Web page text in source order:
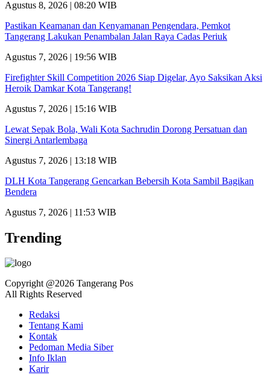
Agustus 8, 2026 | 08:20 WIB
Pastikan Keamanan dan Kenyamanan Pengendara, Pemkot
Tangerang Lakukan Penambalan Jalan Raya Cadas Periuk
Agustus 7, 2026 | 19:56 WIB
Firefighter Skill Competition 2026 Siap Digelar, Ayo Saksikan Aksi
Heroik Damkar Kota Tangerang!
Agustus 7, 2026 | 15:16 WIB
Lewat Sepak Bola, Wali Kota Sachrudin Dorong Persatuan dan
Sinergi Antarlembaga
Agustus 7, 2026 | 13:18 WIB
DLH Kota Tangerang Gencarkan Bebersih Kota Sambil Bagikan
Bendera
Agustus 7, 2026 | 11:53 WIB
Trending
Copyright @2026 Tangerang Pos
All Rights Reserved
Redaksi
Tentang Kami
Kontak
Pedoman Media Siber
Info Iklan
Karir